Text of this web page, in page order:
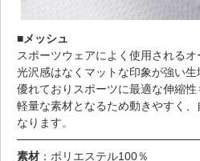
■メッシュ
スポーツウェアによく使用されるオ
光沢感はなくマットな印象が強い
優れておりスポーツに最適な伸縮性
軽量な素材となるため動きやすく
なります。
素材 ：ポリエステル100％